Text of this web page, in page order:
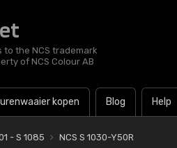
the NCS trademark
of NCS Colour AB
kopen Blog Help
- S 1085 NCS S 1030-Y50R